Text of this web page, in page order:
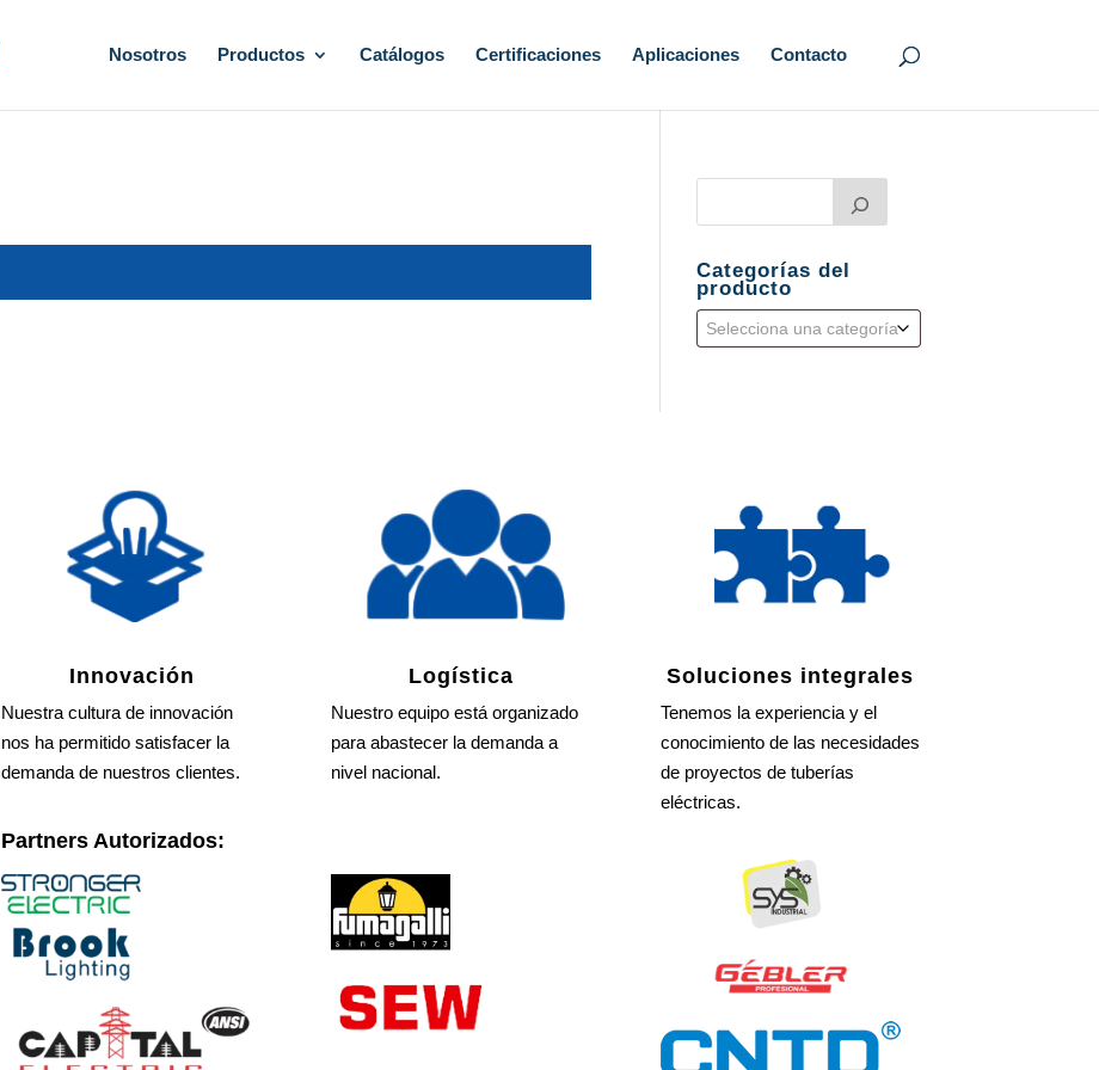
Nosotros Productos Catálogos Certificaciones Aplicaciones Contacto
Categorías del
producto
Selecciona una categoría
Innovación
Nuestra cultura de innovación
nos ha permitido satisfacer la
demanda de nuestros clientes.
Partners Autorizados:
Logística
Nuestro equipo está organizado
para abastecer la demanda a
nivel nacional.
Soluciones integrales
Tenemos la experiencia y el
conocimiento de las necesidades
de proyectos de tuberías
eléctricas.